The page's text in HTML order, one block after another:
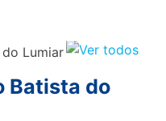
Batista do